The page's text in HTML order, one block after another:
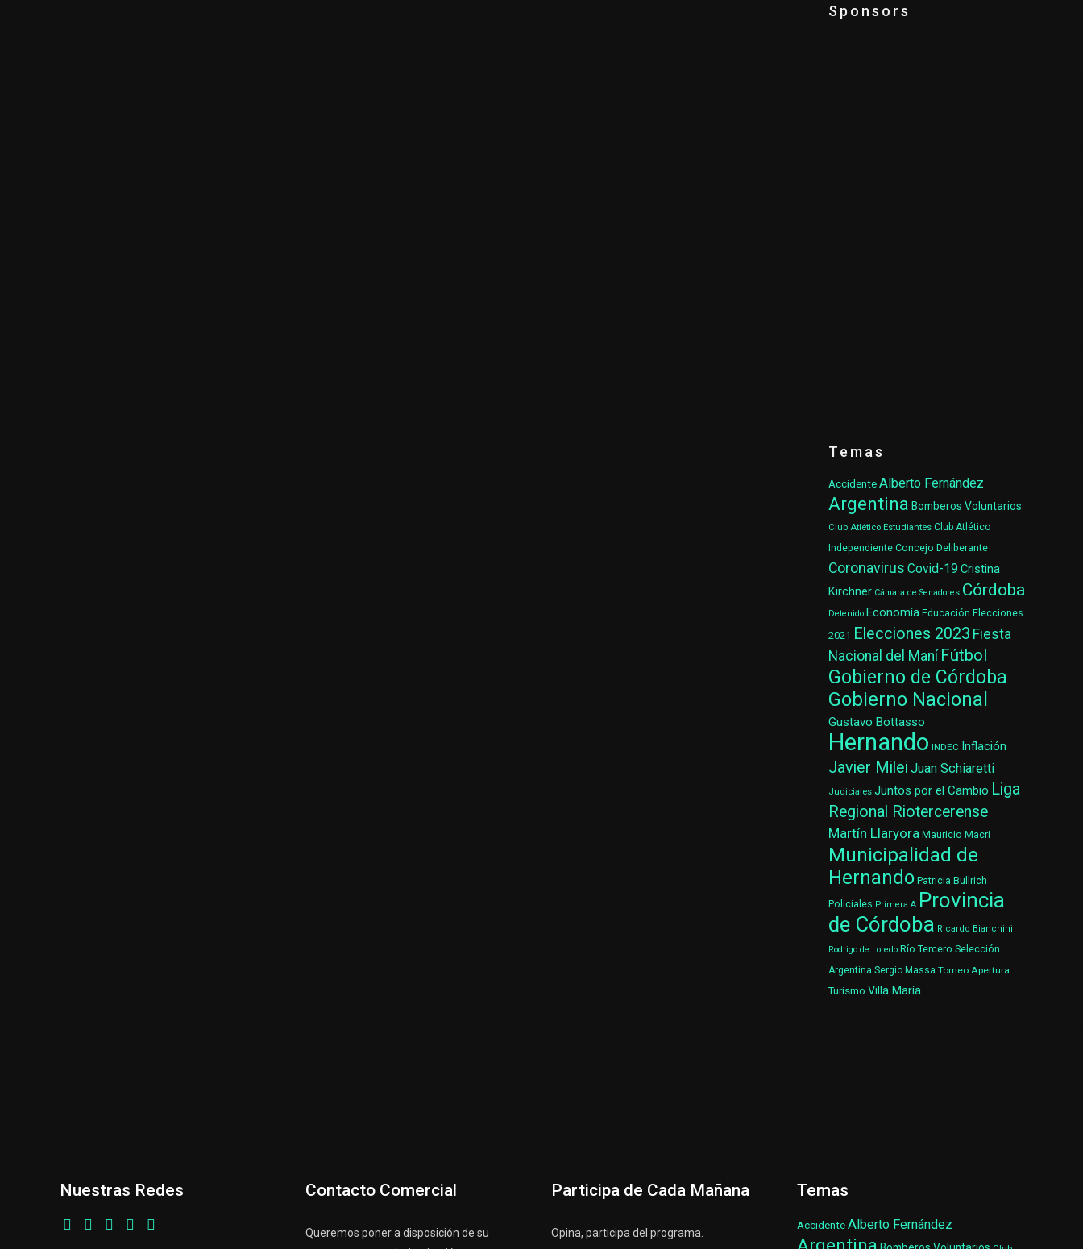
Sponsors
Temas
AccidenteAlberto Fernández
Argentina Bomberos Voluntarios
Club Atlético Estudiantes Club Atlético
Independiente Concejo Deliberante
Coronavirus Covid-19 Cristina
Kirchner Cámara de Senadores Córdoba
Detenido Economía Educación Elecciones
2021 Elecciones 2023 Fiesta
Nacional del Maní Fútbol
Gobierno de Córdoba
Gobierno Nacional
Gustavo Bottasso
Hernando INDEC Inflación
Javier Milei Juan Schiaretti
Judiciales Juntos por el Cambio Liga
Regional Riotercerense
Martín Llaryora Mauricio Macri
Municipalidad de
Hernando Patricia Bullrich
Policiales Primera A Provincia
de Córdoba Ricardo Bianchini
Rodrigo de Loredo Río Tercero Selección
Argentina Sergio Massa Torneo Apertura
Turismo Villa María
Nuestras Redes Contacto Comercial
Queremos poner a disposición de su
Participa de Cada Mañana
Opina, participa del programa.
Temas
AccidenteAlberto Fernández